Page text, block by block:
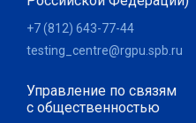
+7 (812) 643-77-44
testing_centre@rgpu.spb.ru
Управление по связям
с общественностью